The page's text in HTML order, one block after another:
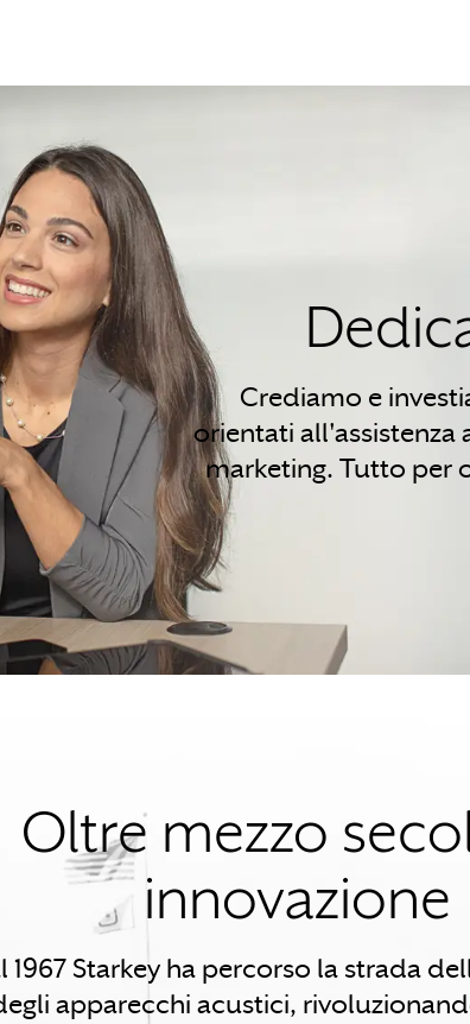
Crediamo e
orientati all'assistenza
marketing. Tutto per
Oltre mezzo
innovazione
1967 Starkey ha percorso la strada
apparecchi acustici,